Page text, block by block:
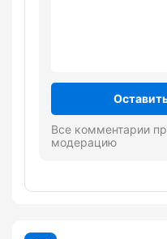
Все комментарии
модерацию